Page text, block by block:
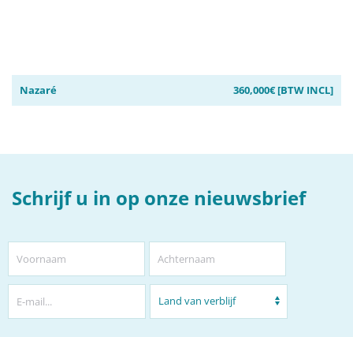
Nazaré 360,000€ [BTW INCL]
Schrijf u in op onze nieuwsbrief